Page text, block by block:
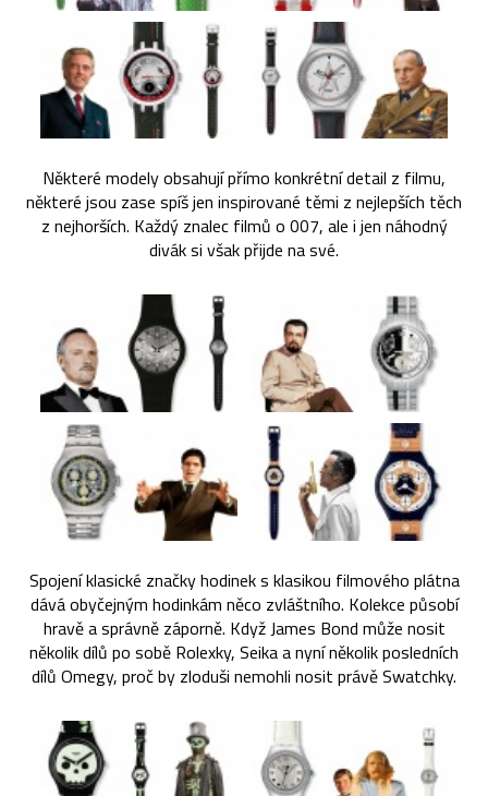
Některé modely obsahují přímo konkrétní detail z filmu,
některé jsou zase spíš jen inspirované těmi z nejlepších těch
z nejhorších. Každý znalec filmů o 007, ale i jen náhodný
divák si však přijde na své.
Spojení klasické značky hodinek s klasikou filmového plátna
dává obyčejným hodinkám něco zvláštního. Kolekce působí
hravě a správně záporně. Když James Bond může nosit
několik dílů po sobě Rolexky, Seika a nyní několik posledních
dílů Omegy, proč by zloduši nemohli nosit právě Swatchky.